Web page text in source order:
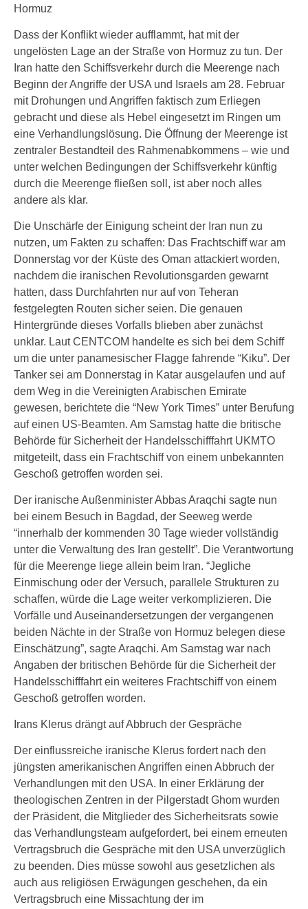
Hormuz
Dass der Konflikt wieder aufflammt, hat mit der
ungelösten Lage an der Straße von Hormuz zu tun. Der
Iran hatte den Schiffsverkehr durch die Meerenge nach
Beginn der Angriffe der USA und Israels am 28. Februar
mit Drohungen und Angriffen faktisch zum Erliegen
gebracht und diese als Hebel eingesetzt im Ringen um
eine Verhandlungslösung. Die Öffnung der Meerenge ist
zentraler Bestandteil des Rahmenabkommens – wie und
unter welchen Bedingungen der Schiffsverkehr künftig
durch die Meerenge fließen soll, ist aber noch alles
andere als klar.
Die Unschärfe der Einigung scheint der Iran nun zu
nutzen, um Fakten zu schaffen: Das Frachtschiff war am
Donnerstag vor der Küste des Oman attackiert worden,
nachdem die iranischen Revolutionsgarden gewarnt
hatten, dass Durchfahrten nur auf von Teheran
festgelegten Routen sicher seien. Die genauen
Hintergründe dieses Vorfalls blieben aber zunächst
unklar. Laut CENTCOM handelte es sich bei dem Schiff
um die unter panamesischer Flagge fahrende “Kiku”. Der
Tanker sei am Donnerstag in Katar ausgelaufen und auf
dem Weg in die Vereinigten Arabischen Emirate
gewesen, berichtete die “New York Times” unter Berufung
auf einen US-Beamten. Am Samstag hatte die britische
Behörde für Sicherheit der Handelsschifffahrt UKMTO
mitgeteilt, dass ein Frachtschiff von einem unbekannten
Geschoß getroffen worden sei.
Der iranische Außenminister Abbas Araqchi sagte nun
bei einem Besuch in Bagdad, der Seeweg werde
“innerhalb der kommenden 30 Tage wieder vollständig
unter die Verwaltung des Iran gestellt”. Die Verantwortung
für die Meerenge liege allein beim Iran. “Jegliche
Einmischung oder der Versuch, parallele Strukturen zu
schaffen, würde die Lage weiter verkomplizieren. Die
Vorfälle und Auseinandersetzungen der vergangenen
beiden Nächte in der Straße von Hormuz belegen diese
Einschätzung”, sagte Araqchi. Am Samstag war nach
Angaben der britischen Behörde für die Sicherheit der
Handelsschifffahrt ein weiteres Frachtschiff von einem
Geschoß getroffen worden.
Irans Klerus drängt auf Abbruch der Gespräche
Der einflussreiche iranische Klerus fordert nach den
jüngsten amerikanischen Angriffen einen Abbruch der
Verhandlungen mit den USA. In einer Erklärung der
theologischen Zentren in der Pilgerstadt Ghom wurden
der Präsident, die Mitglieder des Sicherheitsrats sowie
das Verhandlungsteam aufgefordert, bei einem erneuten
Vertragsbruch die Gespräche mit den USA unverzüglich
zu beenden. Dies müsse sowohl aus gesetzlichen als
auch aus religiösen Erwägungen geschehen, da ein
Vertragsbruch eine Missachtung der im